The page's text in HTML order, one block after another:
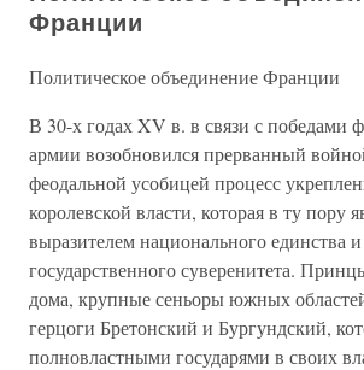
Франции
Политическое объединение Франции
В 30-х годах XV в. в связи с победами
армии возобновился прерванный
феодальной усобицей процесс
королевской власти, которая в ту пору
выразителем национального единства и
государственного суверенитета.
дома, крупные сеньоры южных
герцоги Бретонский и Бургундский,
полновластными государями в своих